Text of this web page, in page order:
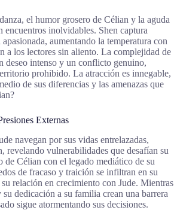
el humor grosero de Célian y la aguda
encuentros inolvidables. Shen captura
aumentando la temperatura con
a los lectores sin aliento. La complejidad de
deseo intenso y un conflicto genuino,
prohibido. La atracción es innegable,
de sus diferencias y las amenazas que
Externas
navegan por sus vidas entrelazadas,
revelando vulnerabilidades que desafían su
Célian con el legado mediático de su
de fracaso y traición se infiltran en su
relación en crecimiento con Jude. Mientras
dedicación a su familia crean una barrera
sigue atormentando sus decisiones.